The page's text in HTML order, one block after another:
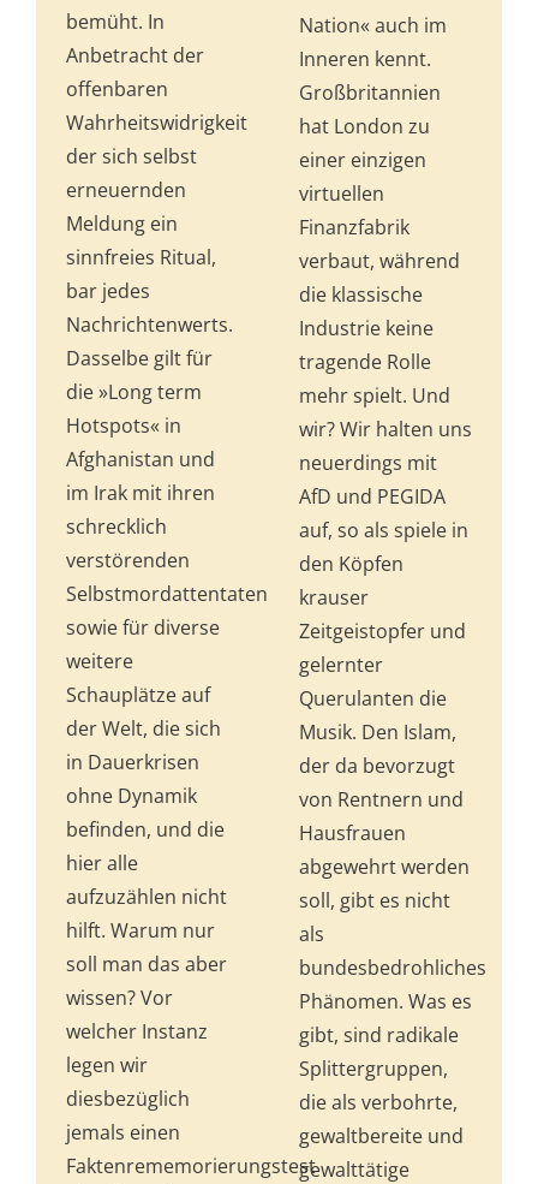
be­müht. In
Anbetracht der
offenbaren
Wahrheitswidrigkeit
der sich selbst
erneuernden
Meldung ein
sinnfreies Ritual,
bar jedes
Nachrichtenwerts.
Dasselbe gilt für
die »Long term
Hotspots« in
Afghanistan und
im Irak mit ihren
schrecklich
verstörenden
Selbstmordattentaten
sowie für diverse
weitere
Schauplätze auf
der Welt, die sich
in Dauerkrisen
ohne Dynamik
befinden, und die
hier alle
aufzuzählen nicht
hilft. Warum nur
soll man das aber
wissen? Vor
welcher Instanz
legen wir
diesbezüglich
jemals einen
Faktenrememorierungstest
Nation« auch im
Inneren kennt.
Großbritannien
hat London zu
einer einzigen
virtuellen
Finanzfabrik
verbaut, während
die klassische
Industrie keine
tragende Rolle
mehr spielt. Und
wir? Wir halten uns
neuerdings mit
AfD und PEGIDA
auf, so als spiele in
den Köpfen
krauser
Zeitgeistopfer und
gelernter
Querulanten die
Musik. Den Islam,
der da bevorzugt
von Rentnern und
Hausfrauen
abgewehrt werden
soll, gibt es nicht
als
bundesbedrohliches
Phänomen. Was es
gibt, sind radikale
Splittergruppen,
die als verbohrte,
gewaltbereite und
gewalttätige